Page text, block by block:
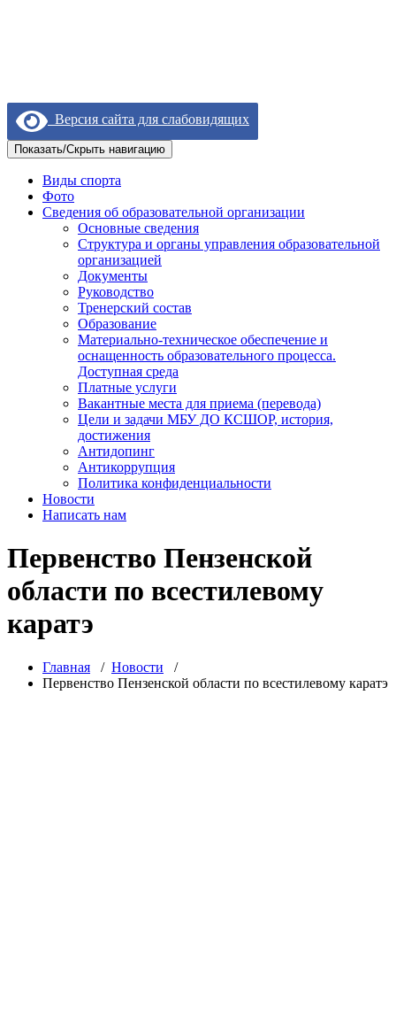
Версия сайта для слабовидящих
Показать/Скрыть навигацию
Виды спорта
Фото
Сведения об образовательной организации
Основные сведения
Структура и органы управления образовательной
организацией
Документы
Руководство
Тренерский состав
Образование
Материально-техническое обеспечение и
оснащенность образовательного процесса.
Доступная среда
Платные услуги
Вакантные места для приема (перевода)
Цели и задачи МБУ ДО КСШОР, история,
достижения
Антидопинг
Антикоррупция
Политика конфиденциальности
Новости
Написать нам
Первенство Пензенской
области по всестилевому
каратэ
Главная / Новости /
Первенство Пензенской области по всестилевому каратэ